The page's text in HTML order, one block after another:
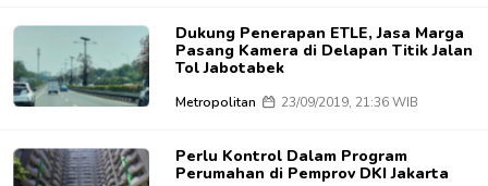
Dukung Penerapan ETLE, Jasa Marga
Pasang Kamera di Delapan Titik Jalan
Tol Jabotabek
Metropolitan 23/09/2019, 21:36 WIB
Perlu Kontrol Dalam Program
Perumahan di Pemprov DKI Jakarta